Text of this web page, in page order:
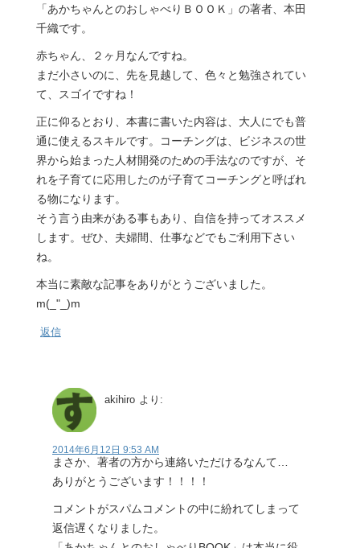
「あかちゃんとのおしゃべりＢＯＯＫ」の著者、本田
千織です。
赤ちゃん、２ヶ月なんですね。
まだ小さいのに、先を見越して、色々と勉強されてい
て、スゴイですね！
正に仰るとおり、本書に書いた内容は、大人にでも普
通に使えるスキルです。コーチングは、ビジネスの世
界から始まった人材開発のための手法なのですが、そ
れを子育てに応用したのが子育てコーチングと呼ばれ
る物になります。
そう言う由来がある事もあり、自信を持ってオススメ
します。ぜひ、夫婦間、仕事などでもご利用下さい
ね。
本当に素敵な記事をありがとうございました。
m(_"_)m
返信
akihiro より:
2014年6月12日 9:53 AM
まさか、著者の方から連絡いただけるなんて…
ありがとうございます！！！！
コメントがスパムコメントの中に紛れてしまって
返信遅くなりました。